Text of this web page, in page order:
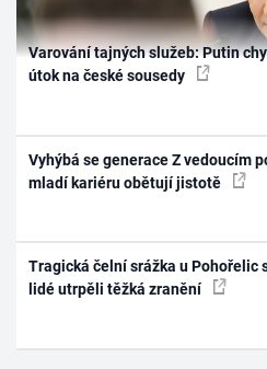
Varování tajných služeb: Putin
útok na české sousedy
Vyhýbá se generace Z vedoucím
mladí kariéru obětují jistotě
Tragická čelní srážka u Pohořelic
lidé utrpěli těžká zranění